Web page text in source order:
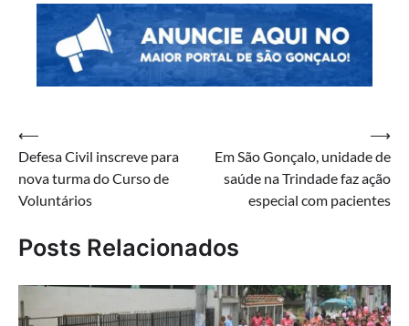
Navegação
de
Post
⟵
Defesa Civil inscreve para
nova turma do Curso de
Voluntários
Em São Gonçalo, unidade de
saúde na Trindade faz ação
especial com pacientes
⟶
Posts Relacionados